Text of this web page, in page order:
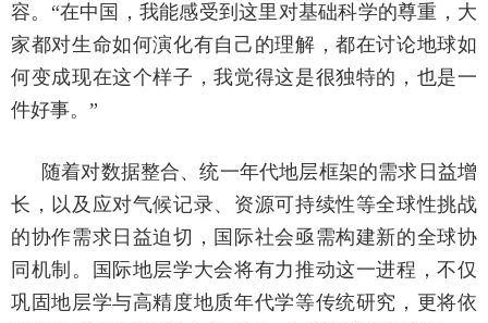
容。“在中国，我能感受到这里对基础科学的尊重，大
家都对生命如何演化有自己的理解，都在讨论地球如
何变成现在这个样子，我觉得这是很独特的，也是一
件好事。”
随着对数据整合、统一年代地层框架的需求日益增
长，以及应对气候记录、资源可持续性等全球性挑战
的协作需求日益迫切，国际社会亟需构建新的全球协
同机制。国际地层学大会将有力推动这一进程，不仅
巩固地层学与高精度地质年代学等传统研究，更将依